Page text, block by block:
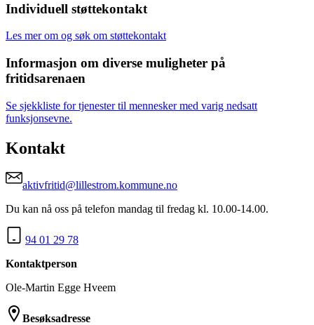
Individuell støttekontakt
Les mer om og søk om støttekontakt
Informasjon om diverse muligheter på
fritidsarenaen
Se sjekkliste for tjenester til mennesker med varig nedsatt
funksjonsevne.
Kontakt
aktivfritid@lillestrom.kommune.no
Du kan nå oss på telefon mandag til fredag kl. 10.00-14.00.
94 01 29 78
Kontaktperson
Ole-Martin Egge Hveem
Besøksadresse